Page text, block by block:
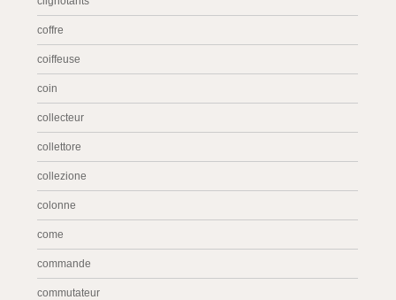
coffre
coiffeuse
coin
collecteur
collettore
collezione
colonne
come
commande
commutateur